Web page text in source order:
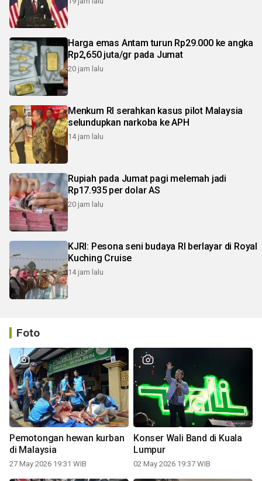
Harga emas Antam turun Rp29.000 ke angka
Rp2,650 juta/gr pada Jumat
20 jam lalu
Menkum RI serahkan kasus pilot Malaysia
selundupkan narkoba ke APH
14 jam lalu
Rupiah pada Jumat pagi melemah jadi
Rp17.935 per dolar AS
20 jam lalu
KJRI: Pesona seni budaya RI berlayar di Royal
Kuching Cruise
14 jam lalu
Foto
Pemotongan hewan kurban
di Malaysia
27 May 2026 19:31 WIB
Konser Wali Band di Kuala
Lumpur
02 May 2026 19:37 WIB